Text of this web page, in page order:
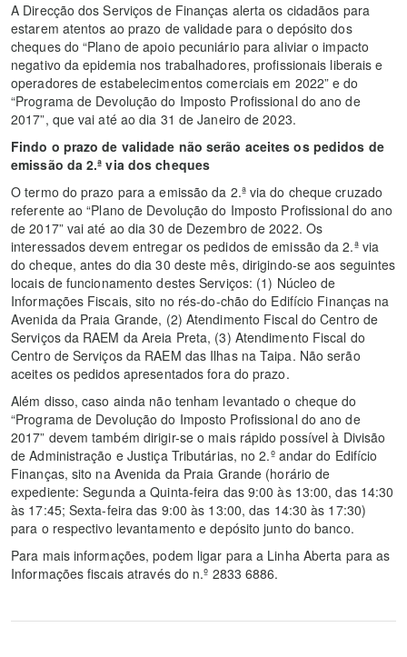
A Direcção dos Serviços de Finanças alerta os cidadãos para
estarem atentos ao prazo de validade para o depósito dos
cheques do “Plano de apoio pecuniário para aliviar o impacto
negativo da epidemia nos trabalhadores, profissionais liberais e
operadores de estabelecimentos comerciais em 2022” e do
“Programa de Devolução do Imposto Profissional do ano de
2017”, que vai até ao dia 31 de Janeiro de 2023.
Findo o prazo de validade não serão aceites os pedidos de
emissão da 2.ª via dos cheques
O termo do prazo para a emissão da 2.ª via do cheque cruzado
referente ao “Plano de Devolução do Imposto Profissional do ano
de 2017” vai até ao dia 30 de Dezembro de 2022. Os
interessados devem entregar os pedidos de emissão da 2.ª via
do cheque, antes do dia 30 deste mês, dirigindo-se aos seguintes
locais de funcionamento destes Serviços: (1) Núcleo de
Informações Fiscais, sito no rés-do-chão do Edifício Finanças na
Avenida da Praia Grande, (2) Atendimento Fiscal do Centro de
Serviços da RAEM da Areia Preta, (3) Atendimento Fiscal do
Centro de Serviços da RAEM das Ilhas na Taipa. Não serão
aceites os pedidos apresentados fora do prazo.
Além disso, caso ainda não tenham levantado o cheque do
“Programa de Devolução do Imposto Profissional do ano de
2017” devem também dirigir-se o mais rápido possível à Divisão
de Administração e Justiça Tributárias, no 2.º andar do Edifício
Finanças, sito na Avenida da Praia Grande (horário de
expediente: Segunda a Quinta-feira das 9:00 às 13:00, das 14:30
às 17:45; Sexta-feira das 9:00 às 13:00, das 14:30 às 17:30)
para o respectivo levantamento e depósito junto do banco.
Para mais informações, podem ligar para a Linha Aberta para as
Informações fiscais através do n.º 2833 6886.